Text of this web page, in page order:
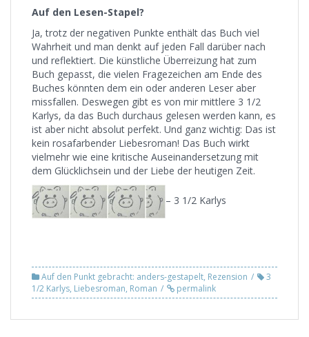
Auf den Lesen-Stapel?
Ja, trotz der negativen Punkte enthält das Buch viel
Wahrheit und man denkt auf jeden Fall darüber nach
und reflektiert. Die künstliche Überreizung hat zum
Buch gepasst, die vielen Fragezeichen am Ende des
Buches könnten dem ein oder anderen Leser aber
missfallen. Deswegen gibt es von mir mittlere 3 1/2
Karlys, da das Buch durchaus gelesen werden kann, es
ist aber nicht absolut perfekt. Und ganz wichtig: Das ist
kein rosafarbender Liebesroman! Das Buch wirkt
vielmehr wie eine kritische Auseinandersetzung mit
dem Glücklichsein und der Liebe der heutigen Zeit.
– 3 1/2 Karlys
Auf den Punkt gebracht: anders-gestapelt, Rezension
3
1/2 Karlys, Liebesroman, Roman permalink